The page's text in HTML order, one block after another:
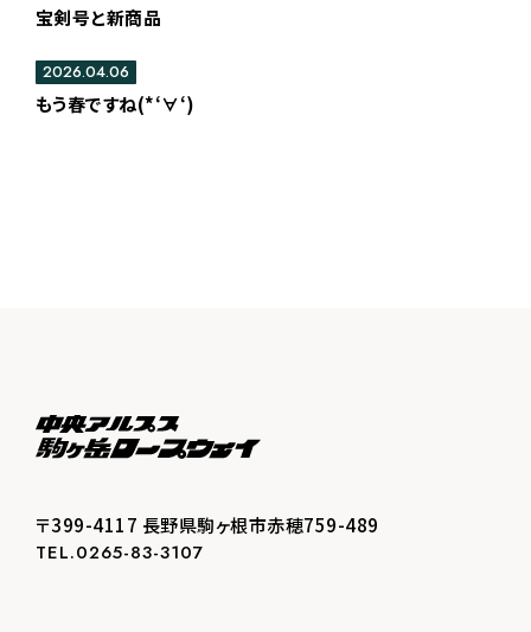
宝剣号と新商品
もう春ですね(*‘∀‘)
2026.04.06
〒399-4117 長野県駒ヶ根市赤穂759-489
TEL.0265-83-3107